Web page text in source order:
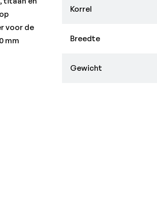
voor de
mm
Korrel
Breedte
Gewicht